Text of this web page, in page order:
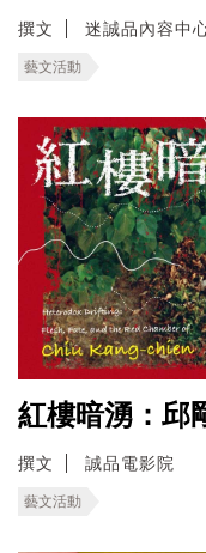
撰文 迷誠品內容中
藝文活動
紅樓暗湧：邱
撰文 誠品電影院
藝文活動